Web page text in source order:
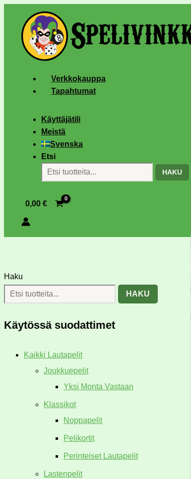
Verkkokauppa
Tapahtumat
Käyttäjätili
Meistä
Svenska
Etsi
HAKU
0,00€
Haku
HAKU
Käytössä suodattimet
Kaikki Lautapelit
Joukkuepelit
Yksi Monta Vastaan
Klassikot
Noppapelit
Pelikortit
Perinteiset Lautapelit
Lastenpelit